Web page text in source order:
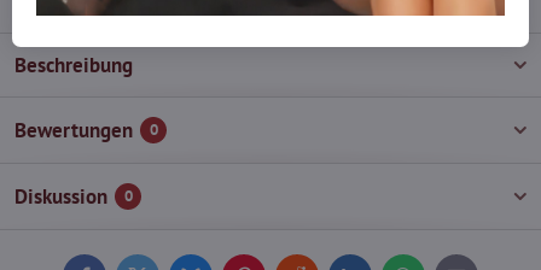
Beschreibung
Bewertungen 0
Diskussion 0